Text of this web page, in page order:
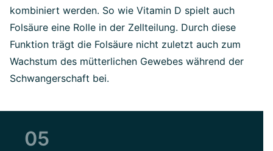
kombiniert werden. So wie Vitamin D spielt auch
Folsäure eine Rolle in der Zellteilung. Durch diese
Funktion trägt die Folsäure nicht zuletzt auch zum
Wachstum des mütterlichen Gewebes während der
Schwangerschaft bei.
05